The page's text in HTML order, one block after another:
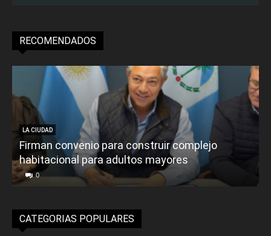
RECOMENDADOS
LA CIUDAD
Firman convenio para construir complejo
habitacional para adultos mayores
0
CATEGORIAS POPULARES